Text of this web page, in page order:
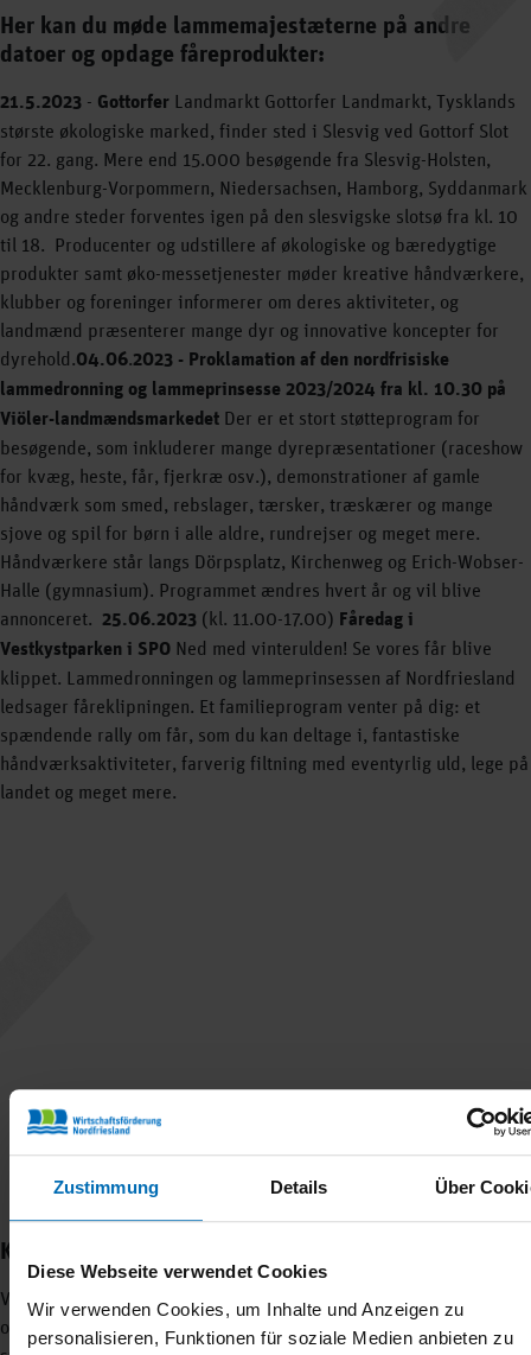
Zustimmung Details Über
Diese Webseite verwendet Cookies
Wir verwenden Cookies, um Inhalte und Anzeigen zu
personalisieren, Funktionen für soziale Medien anbieten zu
Her kan du møde lammemajestæterne på andre
datoer og opdage fåreprodukter:
21.5.2023 - Gottorfer Landmarkt Gottorfer Landmarkt, Tysklands
største økologiske marked, finder sted i Slesvig ved Gottorf Slot
for 22. gang. Mere end 15.000 besøgende fra Slesvig-Holsten,
Mecklenburg-Vorpommern, Niedersachsen, Hamborg, Syddanmark
og andre steder forventes igen på den slesvigske slotsø fra kl. 10
til 18. Producenter og udstillere af økologiske og bæredygtige
produkter samt øko-messetjenester møder kreative håndværkere,
klubber og foreninger informerer om deres aktiviteter, og
landmænd præsenterer mange dyr og innovative koncepter for
dyrehold.04.06.2023 - Proklamation af den nordfrisiske
lammedronning og lammeprinsesse 2023/2024 fra kl. 10.30 på
Viöler-landmændsmarkedet Der er et stort støtteprogram for
besøgende, som inkluderer mange dyrepræsentationer (raceshow
for kvæg, heste, får, fjerkræ osv.), demonstrationer af gamle
håndværk som smed, rebslager, tærsker, træskærer og mange
sjove og spil for børn i alle aldre, rundrejser og meget mere.
Håndværkere står langs Dörpsplatz, Kirchenweg og Erich-Wobser-
Halle (gymnasium). Programmet ændres hvert år og vil blive
annonceret. 25.06.2023 (kl. 11.00-17.00) Fåredag i
Vestkystparken i SPO Ned med vinterulden! Se vores får blive
klippet. Lammedronningen og lammeprinsessen af Nordfriesland
ledsager fåreklipningen. Et familieprogram venter på dig: et
spændende rally om får, som du kan deltage i, fantastiske
håndværksaktiviteter, farverig filtning med eventyrlig uld, lege på
landet og meget mere.
Kampagnen "Nordfrieslamm"
Vores ”Nordfrieslamm”-kampagne har til formål at gøre digefåret
og dets uundværlige brug på digerne omkring Nordsøen mere